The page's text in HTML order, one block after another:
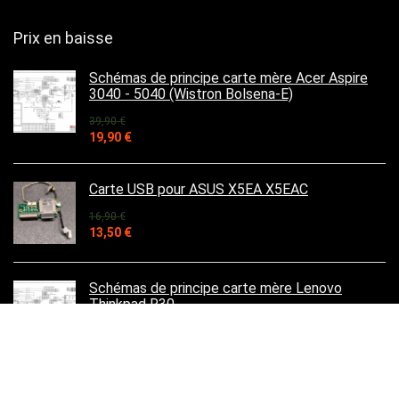
Prix en baisse
Schémas de principe carte mère Acer Aspire
3040 - 5040 (Wistron Bolsena-E)
39,90€
Le
initial
était :
39,90 €.
19,90 €Le
actuel
est :
19,90 €.
Carte USB pour ASUS X5EA X5EAC
16,90€
Le
initial
était :
16,90 €.
13,50 €Le
actuel
13,50 €.
Schémas de principe carte mère Lenovo
Thinkpad R30